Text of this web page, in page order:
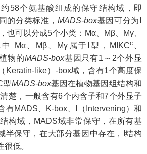
58个氨基酸组成的保守结构域，即
的分类标准，MADS-box基因可分为Ⅰ
也可以分成5个小类：Mα、Mβ、Mγ、
中 Mα、Mβ、Mγ属于Ⅰ型，MIKCc、
物的MADS-box基因只有1～2个外显
Keratin-like）-box域，含有1个高度保
型MADS-box基因在植物基因组结构和
楚，一般含有6个内含子和7个外显子
有MADS、K-box、I（Intervening）和
构域，MADS域非常保守，在所有基
半保守，在大部分基因中存在，I结构
低。